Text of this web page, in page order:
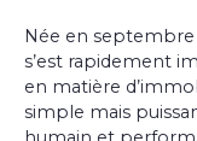
Née en septembre
s’est rapidement
en matière
simple mais